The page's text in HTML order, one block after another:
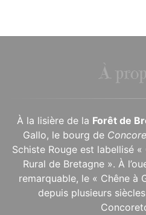
À
À la lisière de la Forêt de
Gallo, le bourg de
Schiste Rouge est labellisé
Rural de Bretagne ». À
remarquable, le « Chêne à
depuis plusieurs